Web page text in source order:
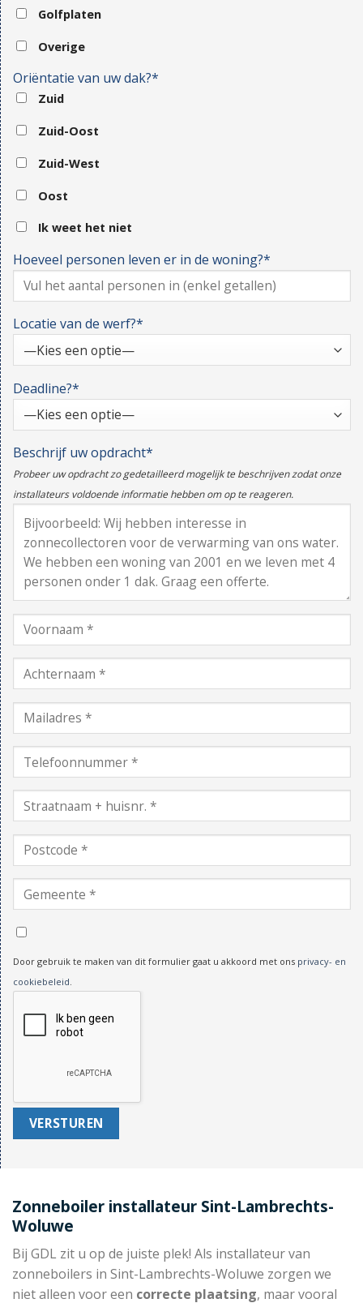
Golfplaten
Overige
Oriëntatie van uw dak?*
Zuid
Zuid-Oost
Zuid-West
Oost
Ik weet het niet
Hoeveel personen leven er in de woning?*
Locatie van de werf?*
Deadline?*
Beschrijf uw opdracht*
Probeer uw opdracht zo gedetailleerd mogelijk te beschrijven zodat onze
installateurs voldoende informatie hebben om op te reageren.
Door gebruik te maken van dit formulier gaat u akkoord met ons privacy- en
cookiebeleid
Zonneboiler installateur Sint-Lambrechts-
Woluwe
Bij GDL zit u op de juiste plek! Als installateur van
zonneboilers in Sint-Lambrechts-Woluwe zorgen we
niet alleen voor een correcte plaatsing, maar vooral